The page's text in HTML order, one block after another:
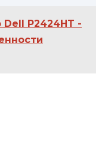
P2424HT -